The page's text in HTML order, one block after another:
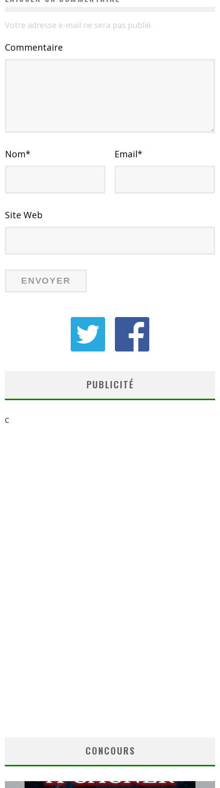
Votre adresse e-mail ne sera pas publié.
Commentaire
Nom* Email*
Site Web
PUBLICITÉ
C
CONCOURS